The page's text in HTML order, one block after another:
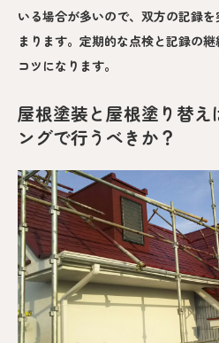
いる場合が多いので、双方の記録
まります。定期的な点検と記録の
コツになります。
屋根塗装と屋根塗り替え
ングで行うべきか？